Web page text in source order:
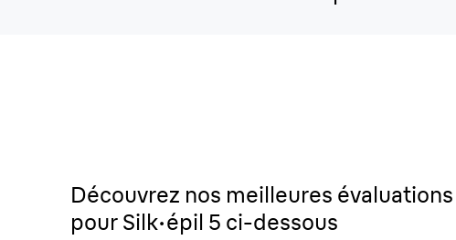
Découvrez nos meilleures évaluations
pour Silk·épil 5 ci-dessous